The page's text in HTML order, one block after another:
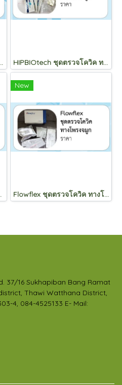
โควิค ทางโพรงจมูก HIPBIOtech ชุดตรวจโควิค ทางโพรงจมูก
รงจมูก
New
Flowflex ชุดตรวจโควิค ทางโพรงจมูก
37/16 Sukhapiban Bang Ramat
Thawi Watthana District,
4, 084-4525133 E- Mail: